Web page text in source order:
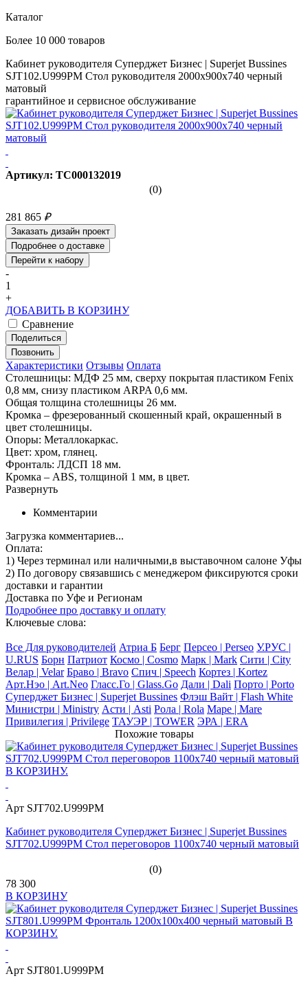
Каталог
Более 10 000 товаров
Кабинет руководителя Суперджет Бизнес | Superjet Bussines
SJT102.U999PM Стол руководителя 2000х900х740 черный
матовый
гарантийное и сервисное обслуживание
Артикул: ТС000132019
(0)
281 865 ₽
Заказать дизайн проект
Подробнее о доставке
Перейти к набору
-
1
+
ДОБАВИТЬ В КОРЗИНУ
Сравнение
Поделиться
Позвонить
Характеристики Отзывы Оплата
Столешницы: МДФ 25 мм, сверху покрытая пластиком Fenix
0,8 мм, снизу пластиком ARPA 0,6 мм.
Общая толщина столешницы 26 мм.
Кромка – фрезерованный скошенный край, окрашенный в
цвет столешницы.
Опоры: Металлокаркас.
Цвет: хром, глянец.
Фронталь: ЛДСП 18 мм.
Кромка – ABS, толщиной 1 мм, в цвет.
Развернуть
Комментарии
Загрузка комментариев...
Оплата:
1) Через терминал или наличными,в выставочном салоне Уфы
2) По договору связавшись с менеджером фиксируются сроки
доставки и гарантии
Доставка по Уфе и Регионам
Подробнее про доставку и оплату
Ключевые слова:
Все Для руководителей Атриа Б Берг Персео | Perseo У.РУС |
U.RUS Борн Патриот Космо | Cosmo Марк | Mark Сити | City
Велар | Velar Браво | Bravo Спич | Speech Кортез | Kortez
Арт.Нэо | Art.Neo Гласс.Го | Glass.Go Дали | Dali Порто | Porto
Суперджет Бизнес | Superjet Bussines Флэш Вайт | Flash White
Министри | Ministry Асти | Asti Рола | Rola Маре | Mare
Привилегия | Privilege ТАУЭР | TOWER ЭРА | ERA
Похожие товары
Арт SJT702.U999PM
Кабинет руководителя Суперджет Бизнес | Superjet Bussines
SJT702.U999PM Стол переговоров 1100х740 черный матовый
(0)
78 300
В КОРЗИНУ
Арт SJT801.U999PM